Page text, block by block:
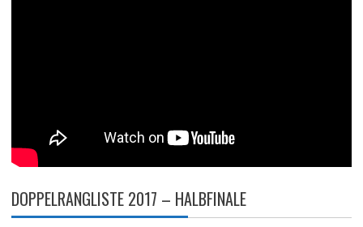
DOPPELRANGLISTE 2017 – HALBFINALE